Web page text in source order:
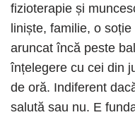
fizioterapie și
liniște, familie, o
aruncat încă peste
înțelegere cu cei din
de oră. Indiferent
salută sau nu. E